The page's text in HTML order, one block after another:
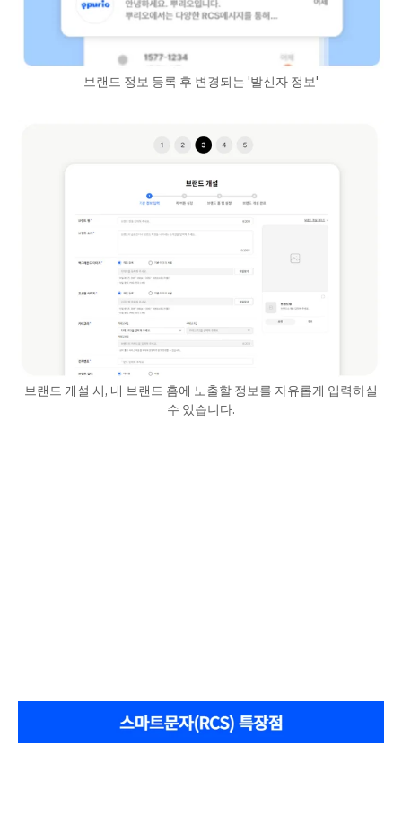
브랜드 정보 등록 후 변경되는 '발신자 정보'
브랜드 개설 시, 내 브랜드 홈에 노출할 정보를 자유롭게 입력하실
수 있습니다.